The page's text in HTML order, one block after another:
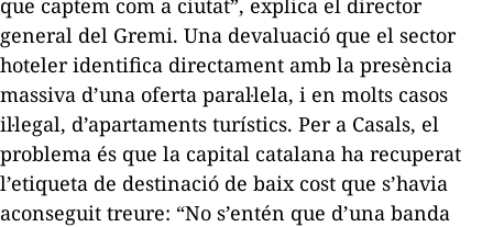
general del Gremi. Una devaluació que el sector
hoteler identifica directament amb la presència
massiva d’una oferta paral·lela, i en molts casos
il·legal, d’apartaments turístics. Per a Casals, el
problema és que la capital catalana ha recuperat
l’etiqueta de destinació de baix cost que s’havia
aconseguit treure: “No s’entén que d’una banda